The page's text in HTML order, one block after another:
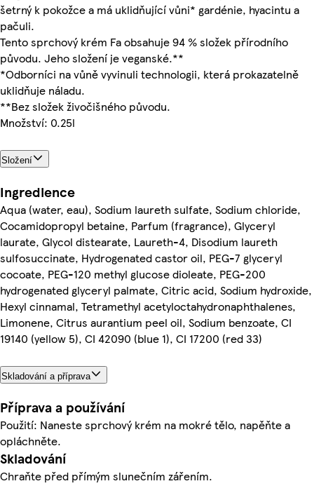
šetrný k pokožce a má uklidňující vůni* gardénie, hyacintu a
pačuli.
Tento sprchový krém Fa obsahuje 94 % složek přírodního
původu. Jeho složení je veganské.**
*Odborníci na vůně vyvinuli technologii, která prokazatelně
uklidňuje náladu.
**Bez složek živočišného původu.
Množství: 0.25l
Složení
Ingredience
Aqua (water, eau), Sodium laureth sulfate, Sodium chloride,
Cocamidopropyl betaine, Parfum (fragrance), Glyceryl
laurate, Glycol distearate, Laureth-4, Disodium laureth
sulfosuccinate, Hydrogenated castor oil, PEG-7 glyceryl
cocoate, PEG-120 methyl glucose dioleate, PEG-200
hydrogenated glyceryl palmate, Citric acid, Sodium hydroxide,
Hexyl cinnamal, Tetramethyl acetyloctahydronaphthalenes,
Limonene, Citrus aurantium peel oil, Sodium benzoate, CI
19140 (yellow 5), CI 42090 (blue 1), CI 17200 (red 33)
Skladování a příprava
Příprava a používání
Použití: Naneste sprchový krém na mokré tělo, napěňte a
opláchněte.
Skladování
Chraňte před přímým slunečním zářením.